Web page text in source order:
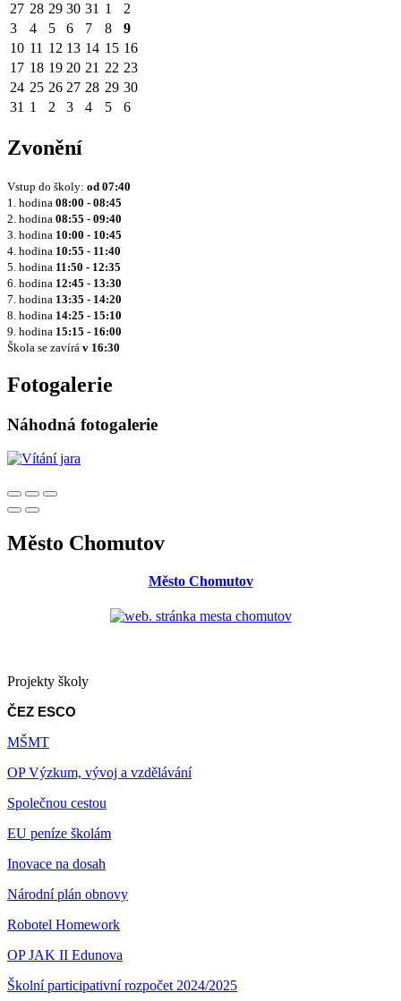
27 28 29 30 31 1
2
3
4 5 6 7 8
9
10 11 12 13 14 15 16
17 18 19 20 21 22 23
24 25 26 27 28 29 30
31 1 2 3 4 5 6
Zvonění
Vstup do školy: od 07:40
1. hodina 08:00 - 08:45
2. hodina 08:55 - 09:40
3. hodina 10:00 - 10:45
4. hodina 10:55 - 11:40
5. hodina 11:50 - 12:35
6. hodina 12:45 - 13:30
7. hodina 13:35 - 14:20
8. hodina 14:25 - 15:10
9. hodina 15:15 - 16:00
Škola se zavírá v 16:30
Fotogalerie
Náhodná fotogalerie
Město Chomutov
Město Chomutov
Projekty školy
ČEZ ESCO
MŠMT
OP Výzkum, vývoj a vzdělávání
Společnou cestou
EU peníze školám
Inovace na dosah
Národní plán obnovy
Robotel Homework
OP JAK II Edunova
Školní participativní rozpočet 2024/2025